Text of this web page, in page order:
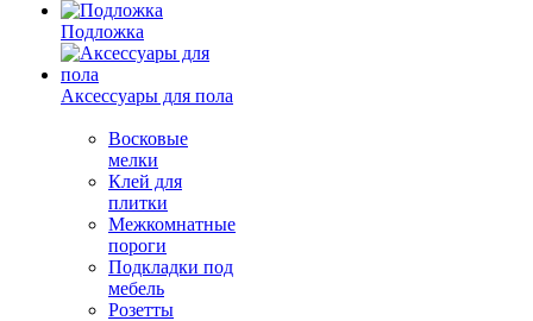
Подложка
Аксессуары для пола
Восковые
мелки
Клей для
плитки
Межкомнатные
пороги
Подкладки под
мебель
Розетты